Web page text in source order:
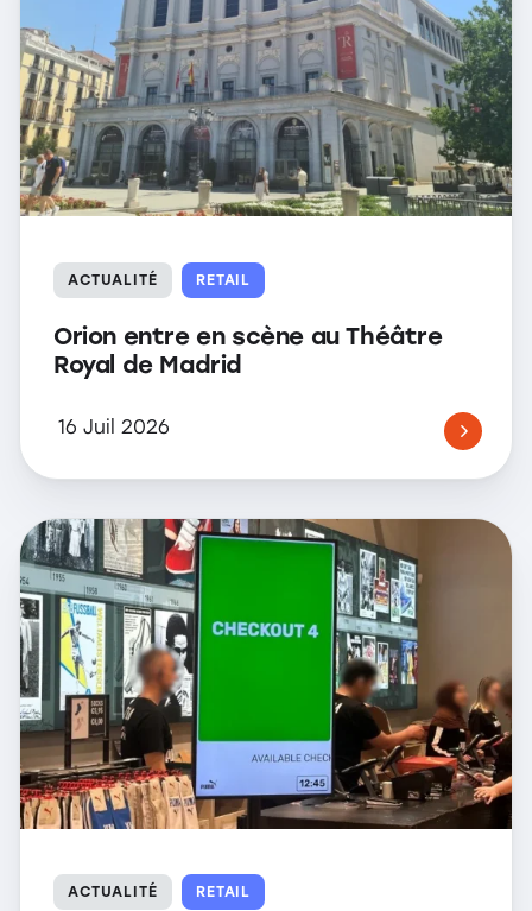
ACTUALITÉ RETAIL
Orion entre en scène au Théâtre
Royal de Madrid
16 Juil 2026
ACTUALITÉ RETAIL